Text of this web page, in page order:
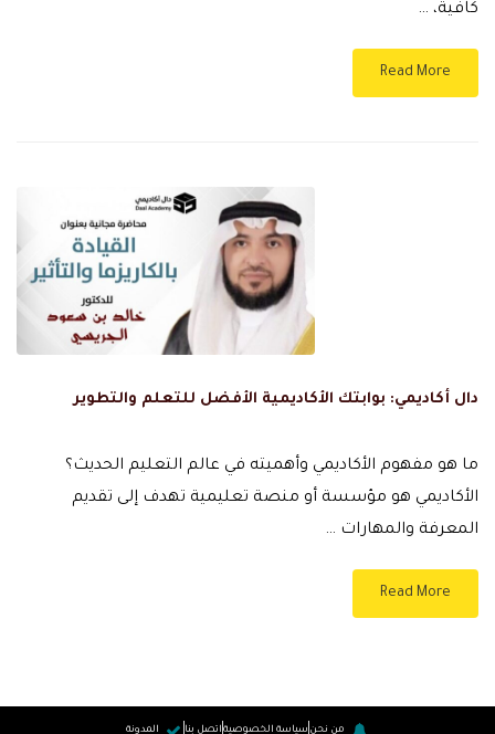
كافية، …
Read More
دال أكاديمي: بوابتك الأكاديمية الأفضل للتعلم والتطوير
ما هو مفهوم الأكاديمي وأهميته في عالم التعليم الحديث؟
الأكاديمي هو مؤسسة أو منصة تعليمية تهدف إلى تقديم
المعرفة والمهارات …
Read More
من نحن سياسة الخصوصية اتصل بنا المدونة